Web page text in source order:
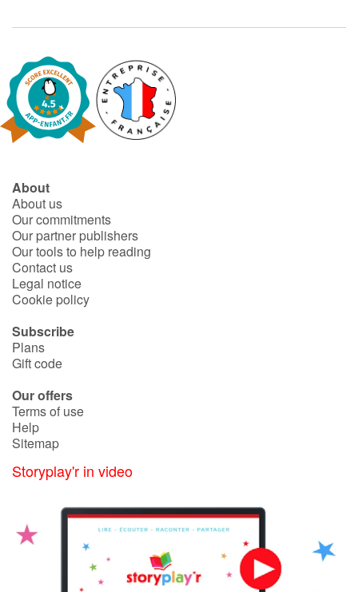
About
About us
Our commitments
Our partner publishers
Our tools to help reading
Contact us
Legal notice
Cookie policy
Subscribe
Plans
Gift code
Our offers
Terms of use
Help
Sitemap
Storyplay'r in video